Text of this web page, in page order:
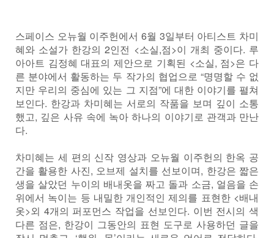
스페이스 오뉴월 이주헌에서 6월 3일부터 아티스트 차미
혜와 소설가 한강의 2인전 <소실,점>이 개최 중이다. 루
아아트 김정혜 대표의 제안으로 기획된 <소실, 점>은 다
른 분야에서 활동하는 두 작가의 협업으로 “명명할 수 없
지만 우리의 중심에 있는 그 지점”에 대한 이야기를 펼쳐
보인다. 한강과 차미혜는 서로의 작품을 보며 깊이 소통
했고, 깊은 사유 속에 녹아 하나의 이야기로 관객과 만난
다.
차미혜는 세 편의 신작 영상과 오뉴월 이주헌의 한옥 공
간을 활용한 사진, 오브제 설치를 선보이며, 한강은 짧은
생을 살았던 누이의 배내옷을 짜고 돌과 소금, 얼음을 손
위에서 녹이는 등 내밀한 개인적인 제의를 표현한 <배내
옷>외 4개의 퍼포먼스 작업을 선보인다. 이번 전시의 색
다른 점은, 한강이 그동안의 표현 도구로 사용하던 글을